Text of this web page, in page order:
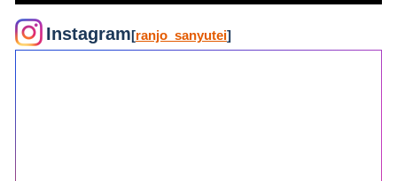
Instagram[ranjo_sanyutei]